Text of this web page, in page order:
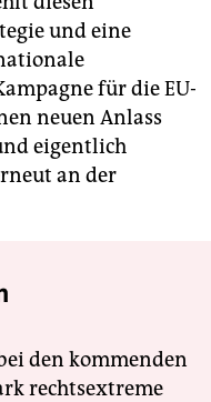
und eine
für die EU-
neuen Anlass
eigentlich
an der
den kommenden
rechtsextreme